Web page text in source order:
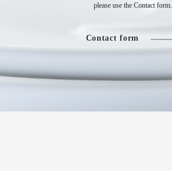
​​​​​​​ please use the Contact form.
Contact form